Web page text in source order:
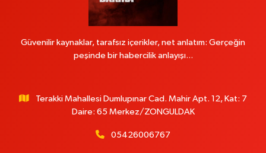
Güvenilir kaynaklar, tarafsız içerikler, net anlatım: Gerçeğin
peşinde bir habercilik anlayışı...
Terakki Mahallesi Dumlupınar Cad. Mahir Apt. 12, Kat: 7
Daire: 65 Merkez/ZONGULDAK
05426006767